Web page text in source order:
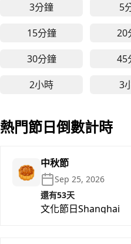
3分鐘
3分鐘線上計時器 -
5
15分鐘
15分鐘線上計時器 -
20
30分鐘
30分鐘線上計時器 -
45
2小時
2小時線上計時器 -
3
熱門節日倒數計時
🥮 中秋節
Sep 25, 2026
還有53天
文化節日Shanghai